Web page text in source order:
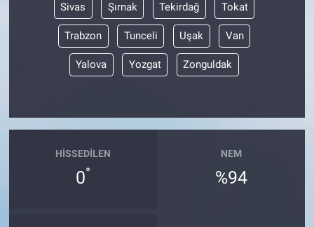
Sivas Şırnak Tekirdağ Tokat
Trabzon Tunceli Uşak Van
Yalova Yozgat Zonguldak
HISSEDILEN
0°
NEM
%94